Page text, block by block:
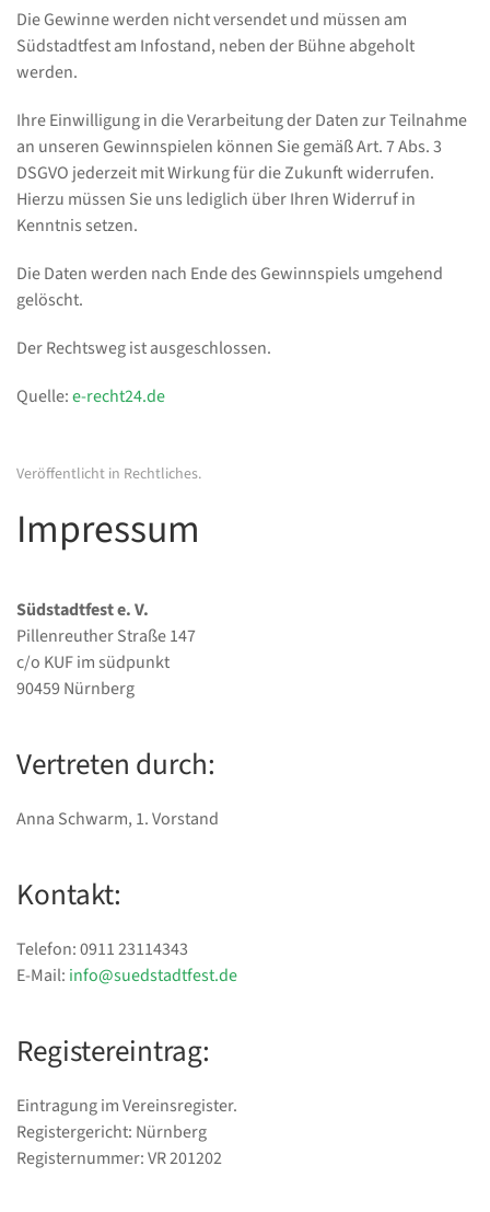
Die Gewinne werden nicht versendet und müssen am
Südstadtfest am Infostand, neben der Bühne abgeholt
werden.
Ihre Einwilligung in die Verarbeitung der Daten zur Teilnahme
an unseren Gewinnspielen können Sie gemäß Art. 7 Abs. 3
DSGVO jederzeit mit Wirkung für die Zukunft widerrufen.
Hierzu müssen Sie uns lediglich über Ihren Widerruf in
Kenntnis setzen.
Die Daten werden nach Ende des Gewinnspiels umgehend
gelöscht.
Der Rechtsweg ist ausgeschlossen.
Quelle:e-recht24.de
Veröffentlicht in Rechtliches.
Impressum
Südstadtfest e. V.
Pillenreuther Straße 147
c/o KUF im südpunkt
90459 Nürnberg
Vertreten durch:
Anna Schwarm, 1. Vorstand
Kontakt:
Telefon: 0911 23114343
E-Mail: info@suedstadtfest.de
Registereintrag:
Eintragung im Vereinsregister.
Registergericht: Nürnberg
Registernummer: VR 201202